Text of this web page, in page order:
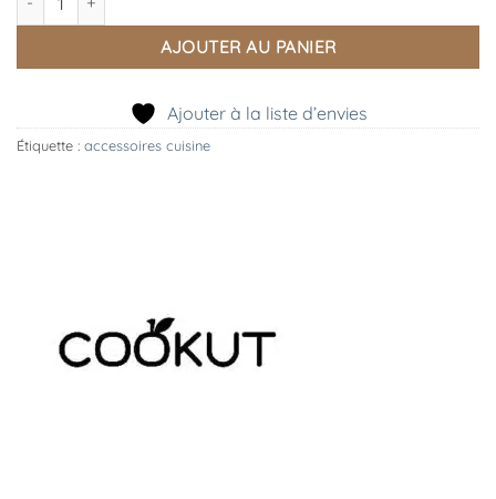
AJOUTER AU PANIER
Ajouter à la liste d’envies
Étiquette : accessoires cuisine